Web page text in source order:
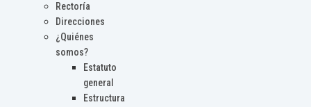
Rectoría
Direcciones
¿Quiénes
somos?
Estatuto
general
Estructura